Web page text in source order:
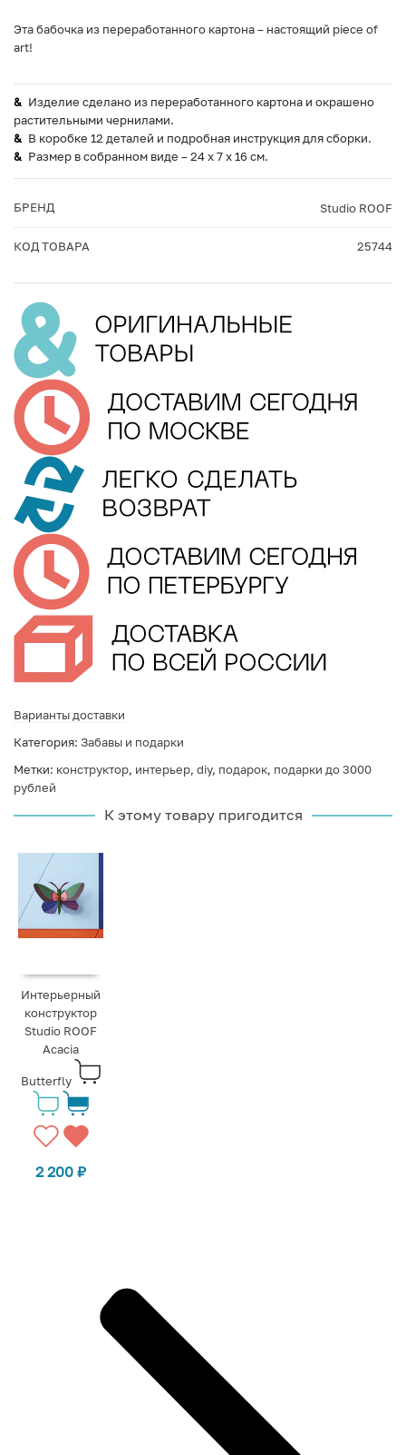
Эта бабочка из переработанного картона – настоящий piece of
art!
Изделие сделано из переработанного картона и окрашено
растительными чернилами.
В коробке 12 деталей и подробная инструкция для сборки.
Размер в собранном виде – 24 x 7 x 16 см.
БРЕНД Studio ROOF
КОД ТОВАРА 25744
Варианты доставки
Категория: Забавы и подарки
Метки: конструктор, интерьер, diy, подарок, подарки до 3000
рублей
К этому товару пригодится
Интерьерный
конструктор
Studio ROOF
Acacia
Butterfly
2 200₽